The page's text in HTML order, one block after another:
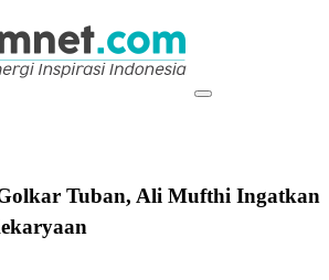
Tuban, Ali Mufthi Ingatkan